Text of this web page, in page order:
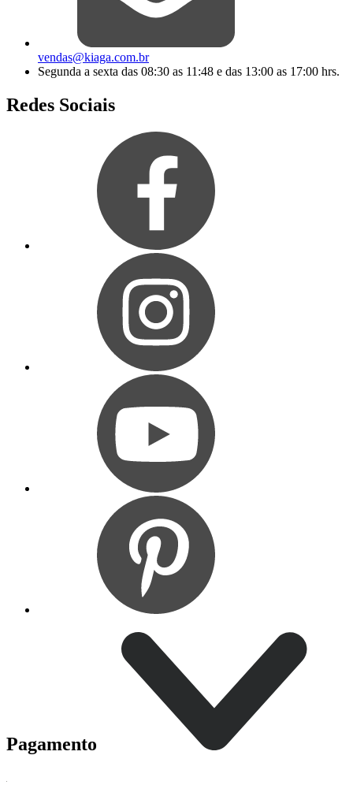
vendas@kiaga.com.br
Segunda a sexta das 08:30 as 11:48 e das 13:00 as 17:00 hrs.
Redes Sociais
Pagamento